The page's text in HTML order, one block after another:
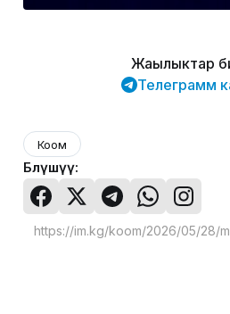
Жаңылыктар
Телеграмм
Коом
Бөлүшүү: